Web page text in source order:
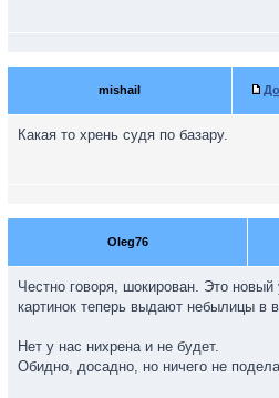
mishail
Какая то хрень судя по базару.
Oleg76
Честно говоря, шокирован. Это
картинок теперь выдают небылицы в
Нет у нас нихрена и не будет.
Обидно, досадно, но ничего не